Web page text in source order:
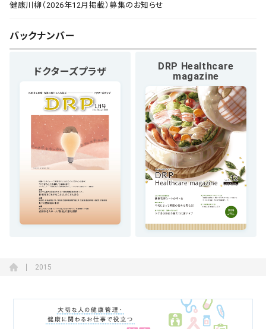
健康川柳（2026年12月掲載）募集のお知らせ
バックナンバー
ドクターズプラザ
DRP Healthcare
magazine
2015